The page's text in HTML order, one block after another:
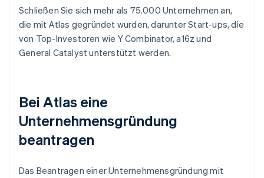
Schließen Sie sich mehr als 75.000 Unternehmen an,
die mit Atlas gegründet wurden, darunter Start-ups, die
von Top-Investoren wie Y Combinator, a16z und
General Catalyst unterstützt werden.
Bei Atlas eine
Unternehmensgründung
beantragen
Das Beantragen einer Unternehmensgründung mit